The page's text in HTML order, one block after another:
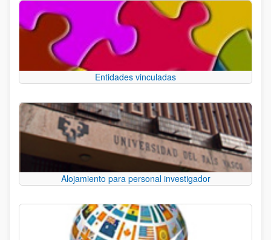
Entidades vinculadas
Alojamiento para personal investigador